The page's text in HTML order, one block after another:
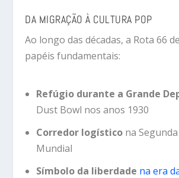
DA MIGRAÇÃO À CULTURA POP
Ao longo das décadas, a Rota 66
papéis fundamentais:
Refúgio durante a Grande
Dust Bowl nos anos 1930
Corredor logísticona
Mundial
Símbolo da liberdade na era